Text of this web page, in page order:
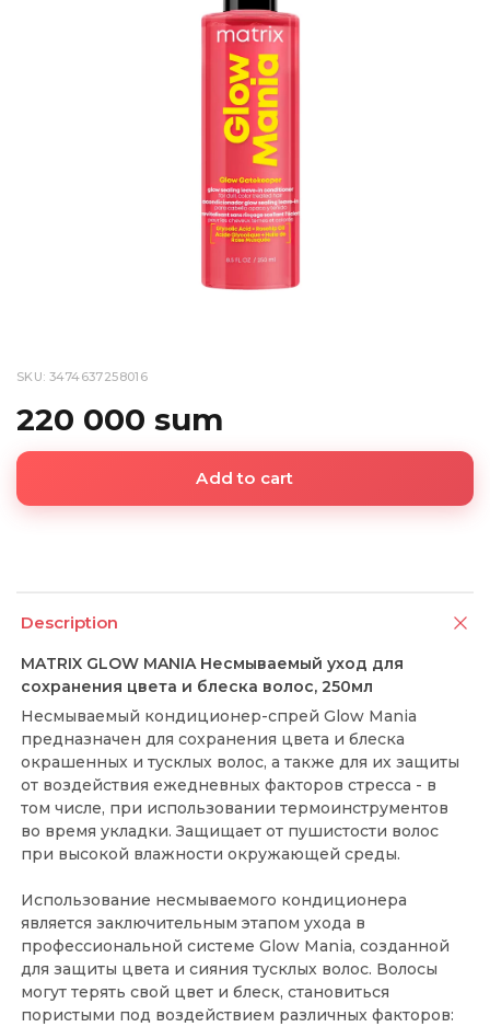
SKU: 3474637258016
220 000 sum
Add to cart
Description
MATRIX GLOW MANIA Несмываемый уход для
сохранения цвета и блеска волос, 250мл
Несмываемый кондиционер-спрей Glow Mania
предназначен для сохранения цвета и блеска
окрашенных и тусклых волос, а также для их защиты
от воздействия ежедневных факторов стресса - в
том числе, при использовании термоинструментов
во время укладки. Защищает от пушистости волос
при высокой влажности окружающей среды.
Использование несмываемого кондиционера
является заключительным этапом ухода в
профессиональной системе Glow Mania, созданной
для защиты цвета и сияния тусклых волос. Волосы
могут терять свой цвет и блеск, становиться
пористыми под воздействием различных факторов: